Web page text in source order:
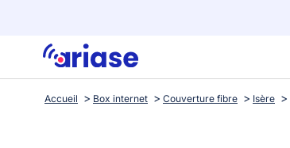
Accueil Box internet Couverture fibre Isère